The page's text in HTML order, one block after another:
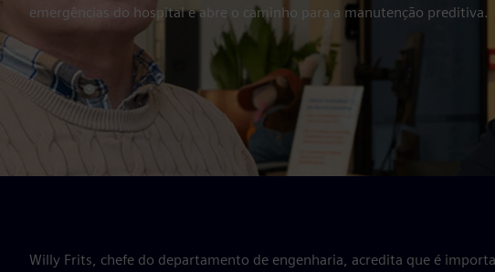
emergências do hospital e abre o caminho para a manutenção preditiva.
Willy Frits, chefe do departamento de engenharia, acredita que é